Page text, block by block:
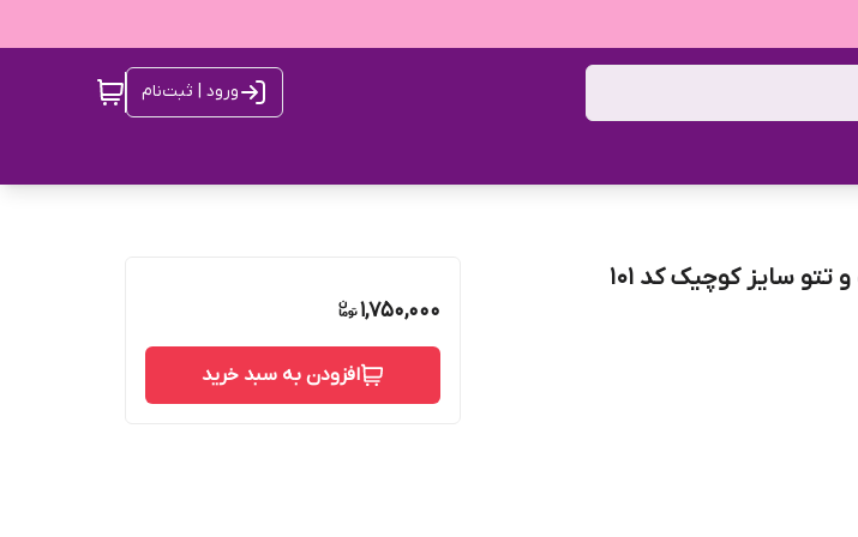
ورود | ثبت‌نام
سایز کوچیک کد 101
1,750,000
افزودن به سبد خرید